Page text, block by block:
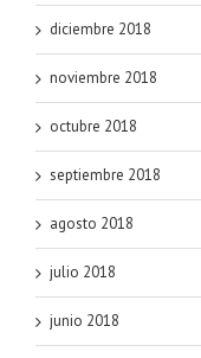
diciembre 2018
noviembre 2018
octubre 2018
septiembre 2018
agosto 2018
julio 2018
junio 2018